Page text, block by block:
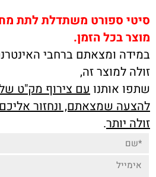
סיטי ספורט משתדלת לתת
מוצר בכל הזמן.
במידה ומצאתם ברחבי
זולה למוצר זה,
שתפו אותנו עם צירוף מק"ט
להצעה שמצאתם, ונחזור
זולה יותר.